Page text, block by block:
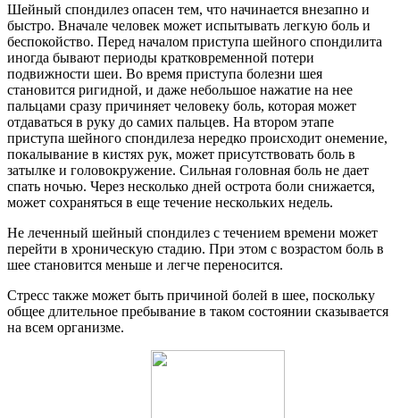
Шейный спондилез опасен тем, что начинается внезапно и
быстро. Вначале человек может испытывать легкую боль и
беспокойство. Перед началом приступа шейного спондилита
иногда бывают периоды кратковременной потери
подвижности шеи. Во время приступа болезни шея
становится ригидной, и даже небольшое нажатие на нее
пальцами сразу причиняет человеку боль, которая может
отдаваться в руку до самих пальцев. На втором этапе
приступа шейного спондилеза нередко происходит онемение,
покалывание в кистях рук, может присутствовать боль в
затылке и головокружение. Сильная головная боль не дает
спать ночью. Через несколько дней острота боли снижается,
может сохраняться в еще течение нескольких недель.
Не леченный шейный спондилез с течением времени может
перейти в хроническую стадию. При этом с возрастом боль в
шее становится меньше и легче переносится.
Стресс также может быть причиной болей в шее, поскольку
общее длительное пребывание в таком состоянии сказывается
на всем организме.